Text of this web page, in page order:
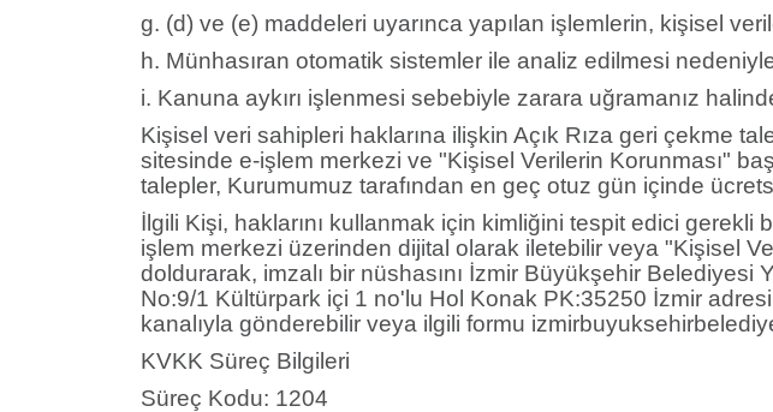
g. (d) ve (e) maddeleri uyarınca yapılan işlemlerin, kişisel
h. Münhasıran otomatik sistemler ile analiz edilmesi
i. Kanuna aykırı işlenmesi sebebiyle zarara uğramanız
Kişisel veri sahipleri haklarına ilişkin Açık Rıza geri çekme
sitesinde e-işlem merkezi ve "Kişisel Verilerin Korunması"
talepler, Kurumumuz tarafından en geç otuz gün içinde
İlgili Kişi, haklarını kullanmak için kimliğini tespit edici gerekli
işlem merkezi üzerinden dijital olarak iletebilir veya "Kişisel
doldurarak, imzalı bir nüshasını İzmir Büyükşehir
No:9/1 Kültürpark içi 1 no'lu Hol Konak PK:35250 İzmir
kanalıyla gönderebilir veya ilgili formu
KVKK Süreç Bilgileri
Süreç Kodu: 1204